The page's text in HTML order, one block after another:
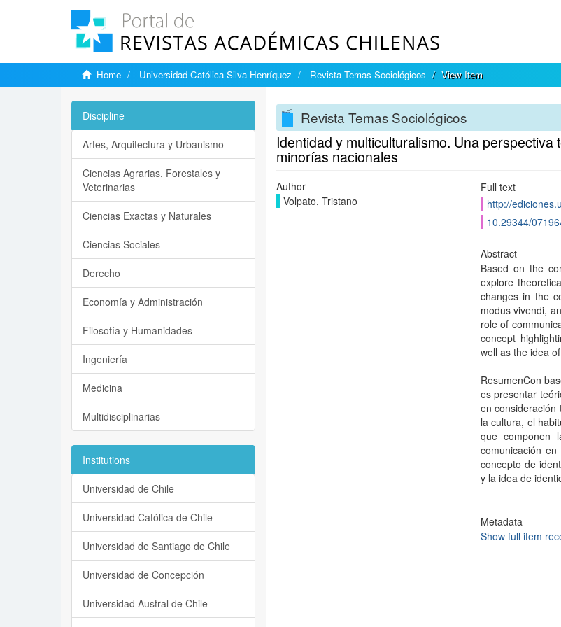
Home Universidad Católica Silva Henríquez Revista Temas Sociológicos View Item
Revista Temas Sociológicos
Identidad y multiculturalismo. Una
minorí­as nacionales
Author
Volpato, Tristano
Full text
http://
10.29344/
Abstract
Based on the
explore
changes in the
modus vivendi,
role of
concept
well as the idea
ResumenCon
es presentar
en consideración
la cultura, el
que componen
comunicación
concepto de
y la idea de
Metadata
Show full item
Discipline
Artes, Arquitectura y Urbanismo
Ciencias Agrarias, Forestales y
Veterinarias
Ciencias Exactas y Naturales
Ciencias Sociales
Derecho
Economía y Administración
Filosofía y Humanidades
Ingeniería
Medicina
Multidisciplinarias
Institutions
Universidad de Chile
Universidad Católica de Chile
Universidad de Santiago de Chile
Universidad de Concepción
Universidad Austral de Chile